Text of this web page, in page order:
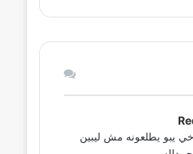
يبو يطلعونه مش ليبين